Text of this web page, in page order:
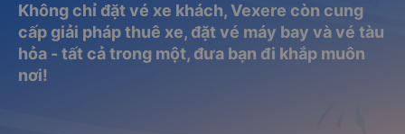
Không chỉ đặt vé xe khách, Vexere còn cung
cấp giải pháp thuê xe, đặt vé máy bay và vé tàu
hỏa - tất cả trong một, đưa bạn đi khắp muôn
nơi!